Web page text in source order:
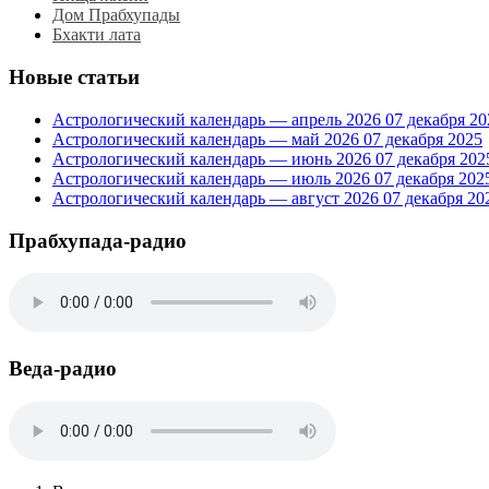
Дом Прабхупады
Бхакти лата
Новые статьи
Астрологический календарь — апрель 2026 07 декабря
Астрологический календарь — май 2026 07 декабря 2025
Астрологический календарь — июнь 2026 07 декабря
Астрологический календарь — июль 2026 07 декабря
Астрологический календарь — август 2026 07 декабря
Прабхупада-радио
Веда-радио